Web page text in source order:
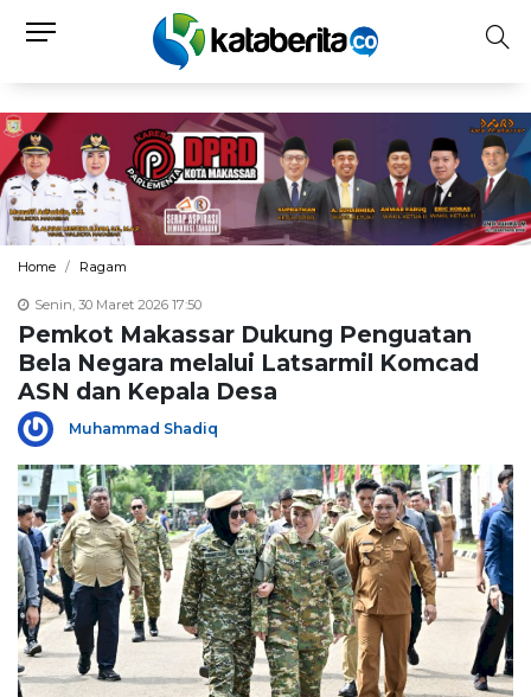
Home Ragam
Senin, 30 Maret 2026 17:50
Pemkot Makassar Dukung Penguatan
Bela Negara melalui Latsarmil Komcad
ASN dan Kepala Desa
Muhammad Shadiq